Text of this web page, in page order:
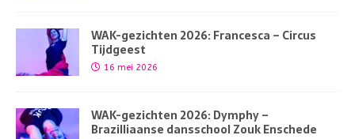
WAK-gezichten 2026: Francesca – Circus
Tijdgeest
16 mei 2026
WAK-gezichten 2026: Dymphy –
Brazilliaanse dansschool Zouk Enschede